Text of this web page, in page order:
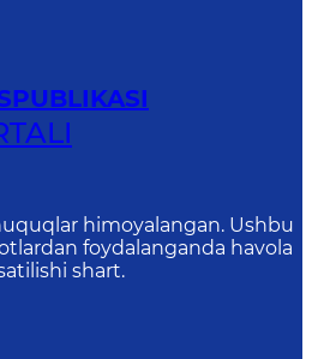
himoyalangan. Ushbu
foydalanganda havola
shart.